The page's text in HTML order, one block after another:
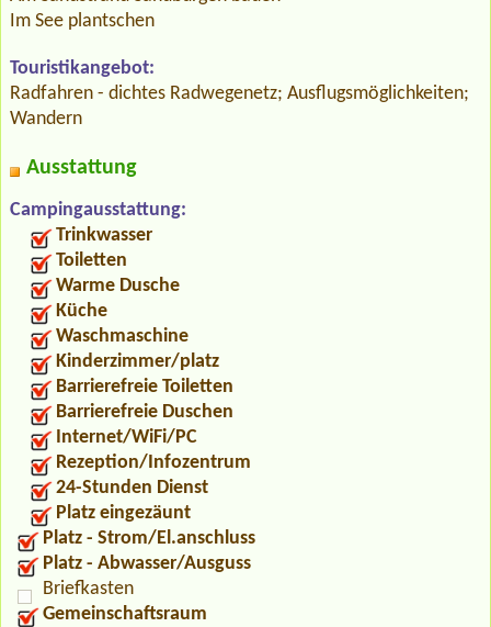
Im See plantschen
Touristikangebot:
Radfahren - dichtes Radwegenetz; Ausflugsmöglichkeiten;
Wandern
Ausstattung
Campingausstattung:
Trinkwasser
Toiletten
Warme Dusche
Küche
Waschmaschine
Kinderzimmer/platz
Barrierefreie Toiletten
Barrierefreie Duschen
Internet/WiFi/PC
Rezeption/Infozentrum
24-Stunden Dienst
Platz eingezäunt
Platz - Strom/El.anschluss
Platz - Abwasser/Ausguss
Briefkasten
Gemeinschaftsraum